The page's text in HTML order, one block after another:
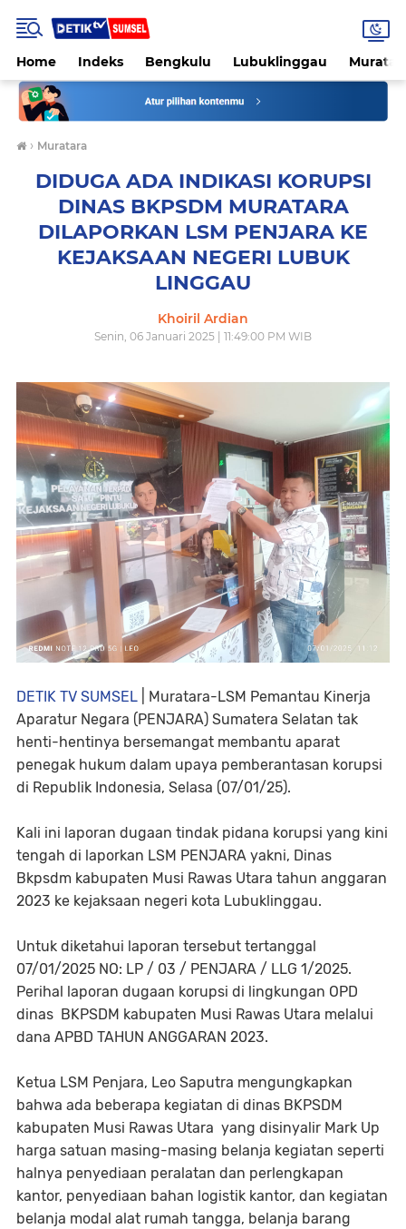
Home Indeks Bengkulu Lubuklinggau
› Muratara
DIDUGA ADA INDIKASI KORUPSI
DINAS BKPSDM MURATARA
DILAPORKAN LSM PENJARA KE
KEJAKSAAN NEGERI LUBUK
LINGGAU
Khoiril Ardian
Senin, 06 Januari 2025 | 11:49:00 PM WIB
DETIK TV SUMSEL | Muratara-LSM Pemantau Kinerja
Aparatur Negara (PENJARA) Sumatera Selatan tak
henti-hentinya bersemangat membantu aparat
penegak hukum dalam upaya pemberantasan korupsi
di Republik Indonesia, Selasa (07/01/25).
Kali ini laporan dugaan tindak pidana korupsi yang kini
tengah di laporkan LSM PENJARA yakni, Dinas
Bkpsdm kabupaten Musi Rawas Utara tahun anggaran
2023 ke kejaksaan negeri kota Lubuklinggau.
Untuk diketahui laporan tersebut tertanggal
07/01/2025 NO: LP / 03 / PENJARA / LLG 1/2025.
Perihal laporan dugaan korupsi di lingkungan OPD
dinas BKPSDM kabupaten Musi Rawas Utara melalui
dana APBD TAHUN ANGGARAN 2023.
Ketua LSM Penjara, Leo Saputra mengungkapkan
bahwa ada beberapa kegiatan di dinas BKPSDM
kabupaten Musi Rawas Utara yang disinyalir Mark Up
harga satuan masing-masing belanja kegiatan seperti
halnya penyediaan peralatan dan perlengkapan
kantor, penyediaan bahan logistik kantor, dan kegiatan
belanja modal alat rumah tangga, belanja barang